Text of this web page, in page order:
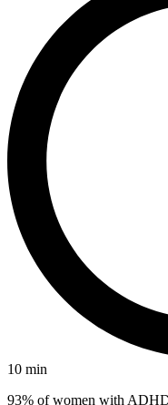
10 min
93% of women with